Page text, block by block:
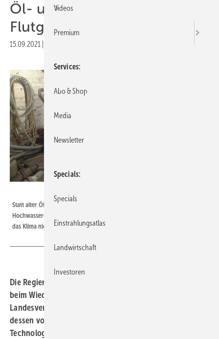
Öl- und Gasheizungen in
Flutgebieten
15.09.2021
Statt alter Öl- und Gastechnologie sollten beim Wiederaufbau in den
Hochwassergebieten zukunftsfähige Heizsysteme zum Einsatz kommen, die
das Klima nicht weiter anheizen.
Die Regierungen von NRW und Rheinland-Pfalz wollen
beim Wiederaufbau Öl- und Gasheizungen fördern. Die
Landesverbände für erneuerbare Energien schlagen statt
dessen vor, das Fördergeld in zukunftssichere
Technologien zu investieren.
Videos
Premium
Services
Abo & Shop
Media
Newsletter
Specials
Specials
Einstrahlungsatlas
Landwirtschaft
Investoren